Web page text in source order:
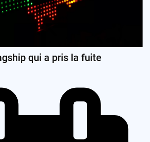
qui a pris la fuite